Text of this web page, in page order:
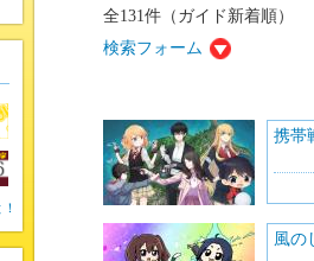
全131件（ガイド新着順）
検索フォーム
携帯
風の